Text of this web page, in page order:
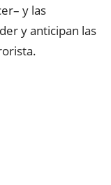
y las
y anticipan las